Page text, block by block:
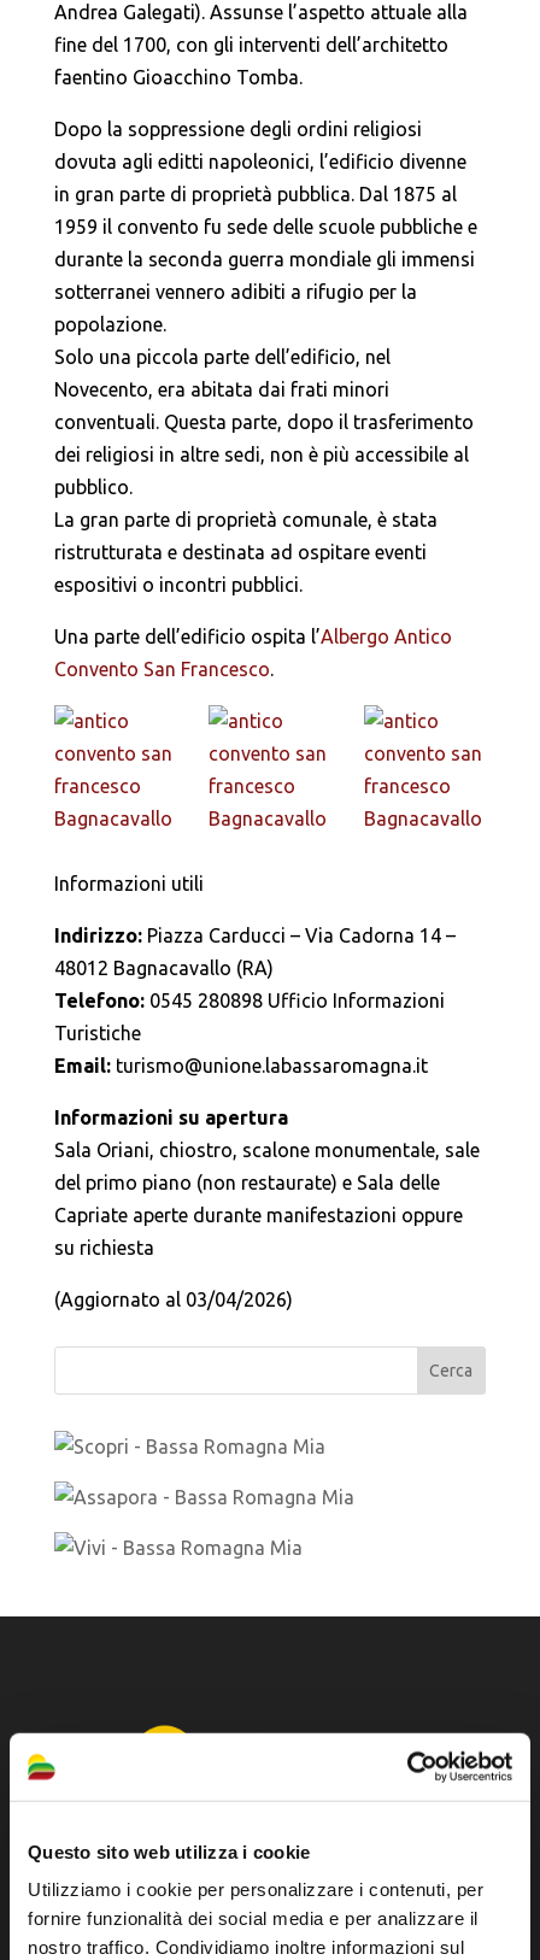
Questo sito web utilizza i cookie
Utilizziamo i cookie per personalizzare i contenuti, per
fornire funzionalità dei social media e per analizzare il
nostro traffico. Condividiamo inoltre informazioni sul
Andrea Galegati). Assunse l’aspetto attuale alla
fine del 1700, con gli interventi dell’architetto
faentino Gioacchino Tomba.
Dopo la soppressione degli ordini religiosi
dovuta agli editti napoleonici, l’edificio divenne
in gran parte di proprietà pubblica. Dal 1875 al
1959 il convento fu sede delle scuole pubbliche e
durante la seconda guerra mondiale gli immensi
sotterranei vennero adibiti a rifugio per la
popolazione.
Solo una piccola parte dell’edificio, nel
Novecento, era abitata dai frati minori
conventuali. Questa parte, dopo il trasferimento
dei religiosi in altre sedi, non è più accessibile al
pubblico.
La gran parte di proprietà comunale, è stata
ristrutturata e destinata ad ospitare eventi
espositivi o incontri pubblici.
Una parte dell’edificio ospita l’Albergo Antico
Convento San Francesco.
Informazioni utili
Indirizzo: Piazza Carducci – Via Cadorna 14 –
48012 Bagnacavallo (RA)
Telefono: 0545 280898 Ufficio Informazioni
Turistiche
Email: turismo@unione.labassaromagna.it
Informazioni su apertura
Sala Oriani, chiostro, scalone monumentale, sale
del primo piano (non restaurate) e Sala delle
Capriate aperte durante manifestazioni oppure
su richiesta
(Aggiornato al 03/04/2026)
Sito ufficiale di informazione turistica
dell'Unione dei Comuni della Bassa Romagna